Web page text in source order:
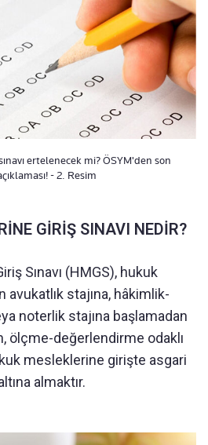
ertelenecek mi? ÖSYM'den son
- 2. Resim
GİRİŞ SINAVI NEDİR?
Sınavı (HMGS), hukuk
avukatlık stajına, hâkimlik-
noterlik stajına başlamadan
ölçme-değerlendirme odaklı
mesleklerine girişte asgari
almaktır.